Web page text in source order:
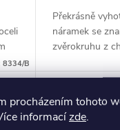
procházením tohoto
informacízde.
-
8334/B
Překrásně
náramek se
zvěrokruhu z
doplňkem Vaší
chirurgická ocel
316LVelikost